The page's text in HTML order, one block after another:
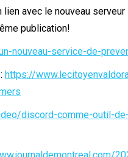
lien avec le nouveau
publication!
nouveau-service-de-
https://
discord-comme-outil-